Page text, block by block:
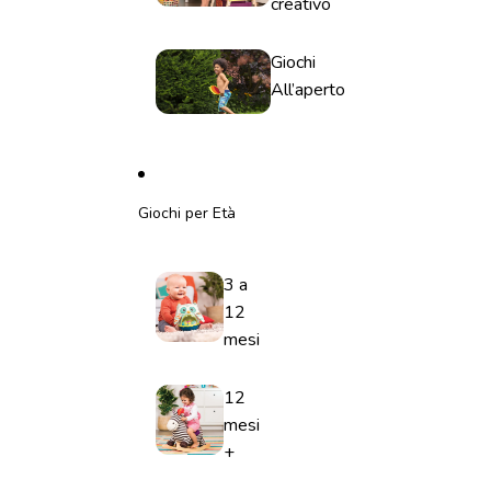
Giochi
All’aperto
Giochi per Età
3 a
12
mesi
12
mesi
+